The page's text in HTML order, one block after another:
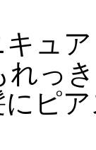
ア
れっ
にピ